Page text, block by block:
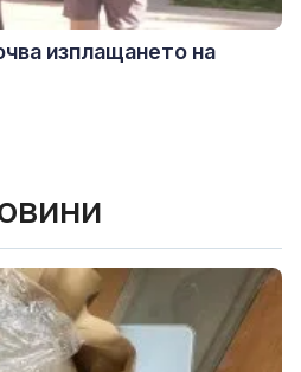
изплащането на